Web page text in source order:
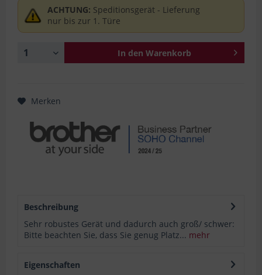
ACHTUNG: Speditionsgerät - Lieferung
nur bis zur 1. Türe
In den Warenkorb
Merken
Beschreibung
Sehr robustes Gerät und dadurch auch groß/ schwer:
Bitte beachten Sie, dass Sie genug Platz... mehr
Eigenschaften